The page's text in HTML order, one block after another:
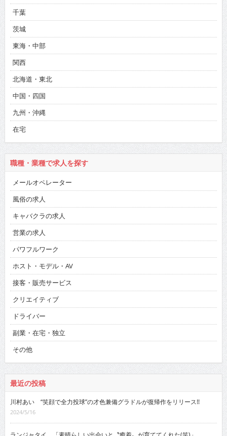
千葉
茨城
東海・中部
関西
北海道・東北
中国・四国
九州・沖縄
在宅
職種・業種で求人を探す
メールオペレーター
風俗の求人
キャバクラの求人
営業の求人
パワフルワーク
ホスト・モデル・AV
接客・販売サービス
クリエイティブ
ドライバー
副業・在宅・独立
その他
最近の投稿
川村あい “笑顔で全力投球”の才色兼備グラドルが復帰作をリリース!!
2024/5/16